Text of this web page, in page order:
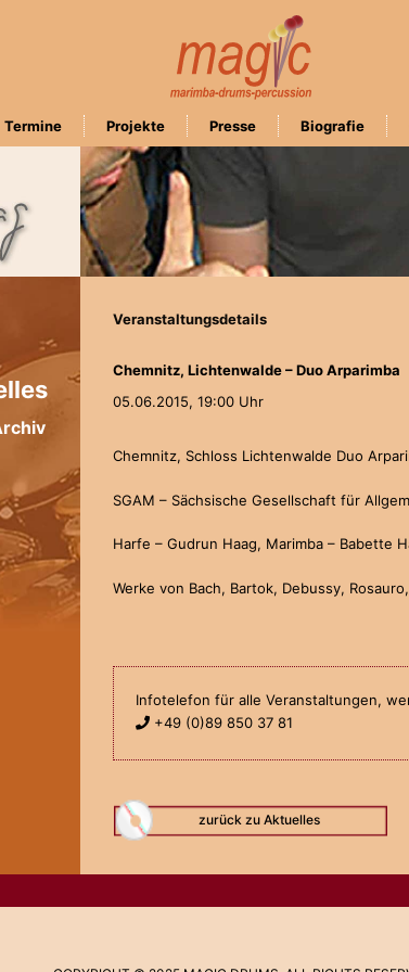
Termine Projekte Presse Biografie
Veranstaltungsdetails
Chemnitz, Lichtenwalde – Duo Arparimba
05.06.2015, 19:00 Uhr
Chemnitz, Schloss Lichtenwalde Duo
SGAM – Sächsische Gesellschaft für
Harfe – Gudrun Haag, Marimba – Babette
Werke von Bach, Bartok, Debussy,
Infotelefon für alle Veranstaltungen,
+49 (0)89 850 37 81
zurück zu Aktuelles